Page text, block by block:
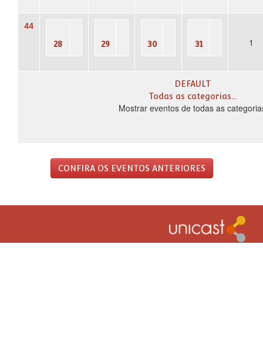
44
28
29 30 31 1
DEFAULT
Todas as categorias...
Mostrar eventos de todas as
CONFIRA OS EVENTOS ANTERIORES